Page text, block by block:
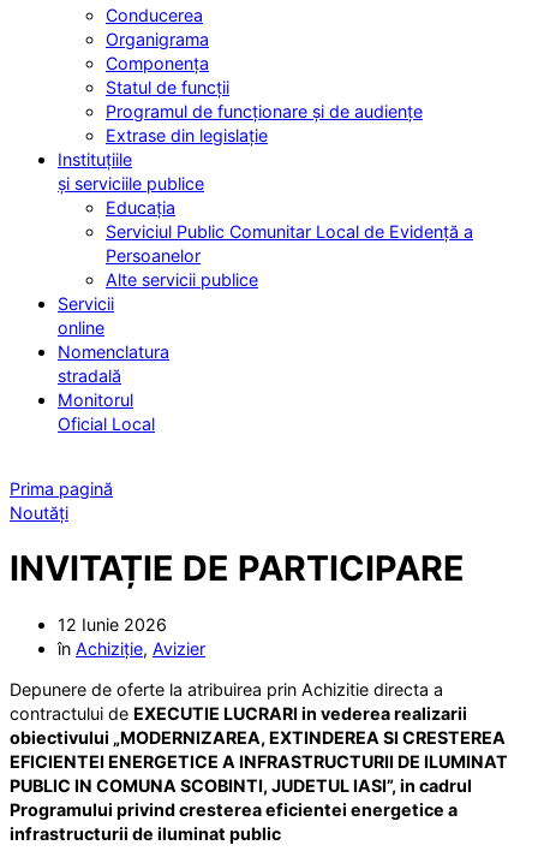
Conducerea
Organigrama
Componența
Statul de funcții
Programul de funcționare și de audiențe
Extrase din legislație
Instituțiile
și serviciile publice
Educația
Serviciul Public Comunitar Local de Evidență a
Persoanelor
Alte servicii publice
Servicii
online
Nomenclatura
stradală
Monitorul
Oficial Local
Prima pagină
Noutăți
INVITAȚIE DE PARTICIPARE
12 Iunie 2026
în Achiziție, Avizier
Depunere de oferte la atribuirea prin Achizitie directa a
contractului de EXECUTIE LUCRARI in vederea realizarii
obiectivului „MODERNIZAREA, EXTINDEREA SI CRESTEREA
EFICIENTEI ENERGETICE A INFRASTRUCTURII DE ILUMINAT
PUBLIC IN COMUNA SCOBINTI, JUDETUL IASI”, in cadrul
Programului privind cresterea eficientei energetice a
infrastructurii de iluminat public